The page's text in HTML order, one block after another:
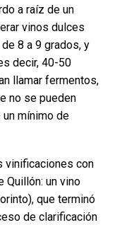
a raíz de un
vinos dulces
8 a 9 grados, y
decir, 40-50
llamar fermentos,
no se pueden
mínimo de
vinificaciones con
Quillón: un vino
que terminó
de clarificación